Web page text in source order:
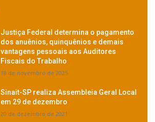
Justiça Federal determina o pagamento
dos anuênios, quinquênios e demais
vantagens pessoais aos Auditores
Fiscais do Trabalho
18 de novembro de 2025
Sinait-SP realiza Assembleia Geral Local
em 29 de dezembro
20 de dezembro de 2021